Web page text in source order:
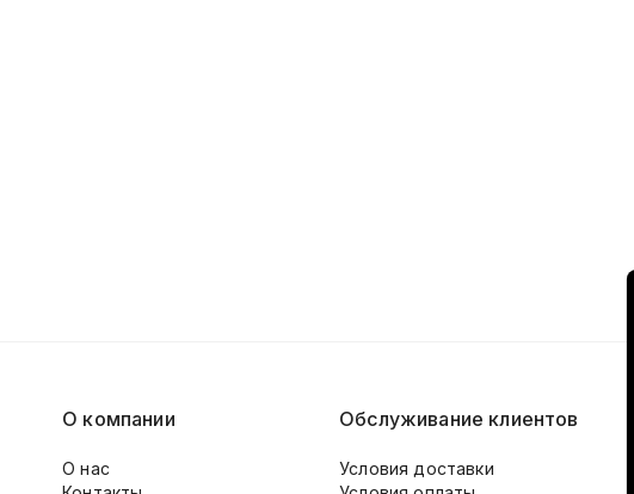
О компании
О нас
Обслуживание клиентов
Условия доставки